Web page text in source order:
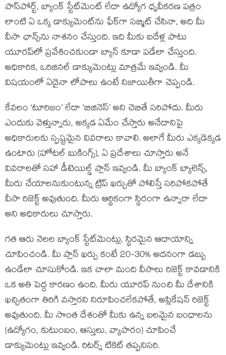
పాస్‌పోర్ట్, బ్యాంక్ స్టేట్‌మెంట్ లేదా ఉద్యోగ ధృవీకరణ పత్రం
లాంటి ఏ ఒక్క డాక్యుమెంట్‌ను ఫేక్‌గా సబ్మిట్ చేసినా, అది మీ
వీసా ఛాన్స్‌ను నాశనం చేస్తుంది. ఇది మీకు ఐదేళ్ల పాటు
యూరప్‌లో ప్రవేశించకుండా బ్యాన్ కూడా పడేలా చేస్తుంది.
అధికారిక, ఒరిజినల్ డాక్యుమెంట్లు మాత్రమే ఇవ్వండి. మీ
విషయంలో ఏదైనా లోపాలు ఉంటే నిజాయితీగా చెప్పండి.
కేవలం ‘టూరిజం’ లేదా ‘బిజినెస్’ అని చెబితే సరిపోదు. మీరు
ఎందుకు వెళ్తున్నారు, అక్కడ ఏమేం చేస్తారు అనేదానిపై
అధికారులకు స్పష్టమైన వివరాలు కావాలి. అలాగే మీరు ఎక్కడెక్కడ
ఉంటారు (హోటల్ బుకింగ్స్), ఏ ప్రదేశాలు చూస్తారు అనే
వివరాలతో సహా డీటెయిల్డ్ ప్లాన్ ఇవ్వండి. మీ బ్యాంక్ బ్యాలెన్స్,
మీరు చేయాలనుకుంటున్న ట్రిప్‌ ఖర్చుతో పోలిస్తే సరిపోకపోతే
వీసా రిజెక్ట్ అవుతుంది. మీరు ఆర్థికంగా స్థిరంగా ఉన్నారా లేదా
అని అధికారులు చూస్తారు.
గత ఆరు నెలల బ్యాంక్ స్టేట్‌మెంట్లు, స్థిరమైన ఆదాయాన్ని
చూపించండి. మీ ప్లాన్ ఖర్చు కంటే 20-30% అదనంగా డబ్బు
ఉండేలా చూసుకోండి. ఇక చాలా మంది వీసాలు రిజెక్ట్ కావడానికి
ఒక అతి పెద్ద కారణం ఉంది. మీరు యూరప్ నుంచి మీ దేశానికి
ఖచ్చితంగా తిరిగి వస్తారని నిరూపించలేకపోతే, అప్లికేషన్ రిజెక్ట్
అవుతుంది. మీ సొంత దేశంతో మీకు ఉన్న బలమైన బంధాలను
(ఉద్యోగం, కుటుంబం, ఆస్తులు, వ్యాపారం) చూపించే
డాక్యుమెంట్లు ఇవ్వండి. రిటర్న్ టికెట్ తప్పనిసరి.